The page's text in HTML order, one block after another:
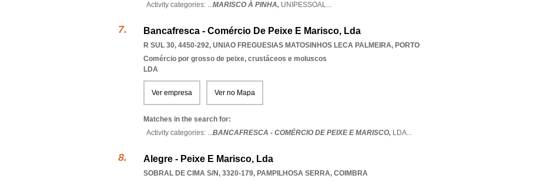
Activity categories: ...MARISCO À PINHA, UNIPESSOAL...
Bancafresca - Comércio De Peixe E Marisco, Lda
R SUL 30, 4450-292, UNIAO FREGUESIAS MATOSINHOS LECA PALMEIRA, PORTO
Comércio por grosso de peixe, crustáceos e moluscos
LDA
Ver empresa Ver no Mapa
Matches in the search for:
Activity categories: ...BANCAFRESCA - COMÉRCIO DE PEIXE E MARISCO, LDA...
Alegre - Peixe E Marisco, Lda
SOBRAL DE CIMA S/N, 3320-179, PAMPILHOSA SERRA, COIMBRA